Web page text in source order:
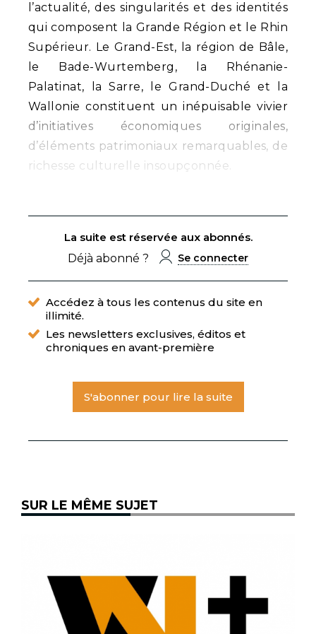
l’actualité, des singularités et des identités
qui composent la Grande Région et le Rhin
Supérieur. Le Grand-Est, la région de Bâle,
le Bade-Wurtemberg, la Rhénanie-
Palatinat, la Sarre, le Grand-Duché et la
Wallonie constituent un inépuisable vivier
d’initiatives économiques originales,
d’éléments patrimoniaux remarquables, de
richesse culturelle insoupçonnée.
La suite est réservée aux abonnés.
Déjà abonné ?
Se connecter
Accédez à tous les contenus du site en
illimité.
Les newsletters exclusives, éditos et
chroniques en avant-première
S'abonner pour lire la suite
SUR LE MÊME SUJET